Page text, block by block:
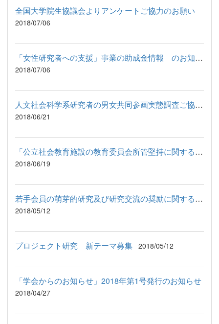
全国大学院生協議会よりアンケートご協力のお願い
2018/07/06
「女性研究者への支援」事業の助成金情報 のお知らせ
2018/07/06
人文社会科学系研究者の男女共同参画実態調査ご協力のお願い
2018/06/21
「公立社会教育施設の教育委員会所管堅持に関する要望書」について
2018/06/19
若手会員の萌芽的研究及び研究交流の奨励に関する助成について
2018/05/12
プロジェクト研究 新テーマ募集 2018/05/12
「学会からのお知らせ」2018年第1号発行のお知らせ
2018/04/27